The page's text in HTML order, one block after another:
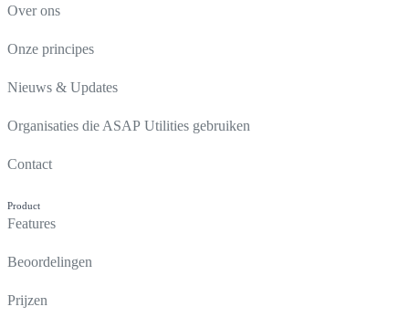
Over ons
Onze principes
Nieuws & Updates
Organisaties die ASAP Utilities gebruiken
Contact
Product
Features
Beoordelingen
Prijzen